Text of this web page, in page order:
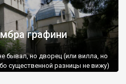
графини
бывал, но дворец (или вилла, но
существенной разницы не вижу)